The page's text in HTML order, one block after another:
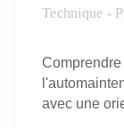
Technique -
avec une